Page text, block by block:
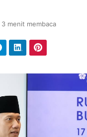
3 menit membaca